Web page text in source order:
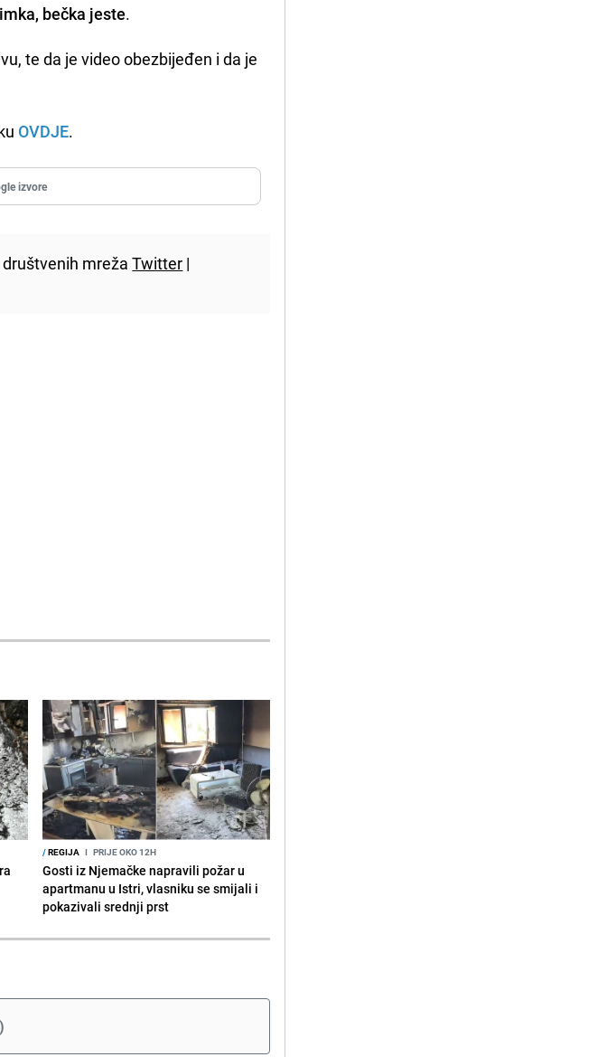
bečka jeste.
te da je video obezbijeđen i da je
OVDJE.
izvore
društvenih mrežaTwitter |
/REGIJA I PRIJE OKO 12H
Gosti iz Njemačke napravili požar u
apartmanu u Istri, vlasniku se smijali i
pokazivali srednji prst